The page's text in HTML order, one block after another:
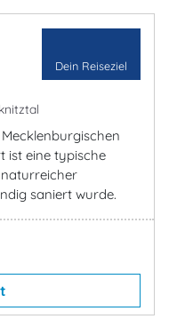
eine typische
saniert wurde.